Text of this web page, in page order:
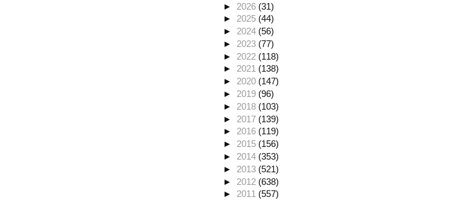
► 2026 (31)
► 2025 (44)
► 2024 (56)
► 2023 (77)
► 2022 (118)
►2021 (138)
► 2020 (147)
► 2019 (96)
► 2018 (103)
► 2017 (139)
►2016 (119)
► 2015 (156)
► 2014 (353)
► 2013 (521)
► 2012 (638)
►2011 (557)